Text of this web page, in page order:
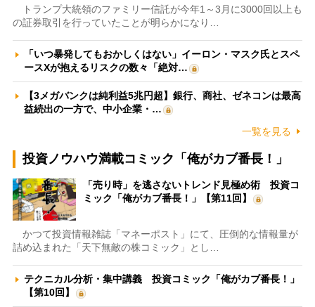
トランプ大統領のファミリー信託が今年1～3月に3000回以上も
の証券取引を行っていたことが明らかになり…
「いつ暴発してもおかしくはない」イーロン・マスク氏とスペ
ースXが抱えるリスクの数々「絶対…
【3メガバンクは純利益5兆円超】銀行、商社、ゼネコンは最高
益続出の一方で、中小企業・…
一覧を見る
投資ノウハウ満載コミック「俺がカブ番長！」
「売り時」を逃さないトレンド見極め術 投資コ
ミック「俺がカブ番長！」【第11回】
かつて投資情報雑誌「マネーポスト」にて、圧倒的な情報量が
詰め込まれた「天下無敵の株コミック」とし…
テクニカル分析・集中講義 投資コミック「俺がカブ番長！」
【第10回】